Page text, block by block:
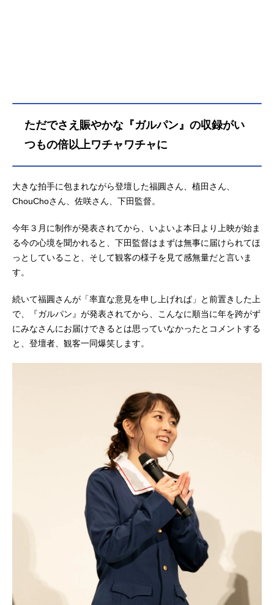
ただでさえ賑やかな『ガルパン』の収録がい
つもの倍以上ワチャワチャに
大きな拍手に包まれながら登壇した福圓さん、植田さん、
ChouChoさん、佐咲さん、下田監督。
今年３月に制作が発表されてから、いよいよ本日より上映が始ま
る今の心境を聞かれると、下田監督はまずは無事に届けられてほ
っとしていること、そして観客の様子を見て感無量だと言いま
す。
続いて福圓さんが「率直な意見を申し上げれば」と前置きした上
で、『ガルパン』が発表されてから、こんなに順当に年を跨がず
にみなさんにお届けできるとは思っていなかったとコメントする
と、登壇者、観客一同爆笑します。